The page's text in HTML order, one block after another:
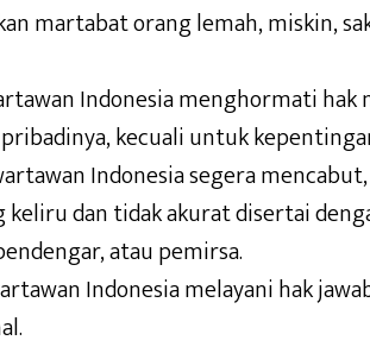
martabat orang lemah, miskin,
Indonesia menghormati
kecuali untuk
Indonesia segera
keliru dan tidak akurat disertai
atau pemirsa.
Indonesia melayani hak